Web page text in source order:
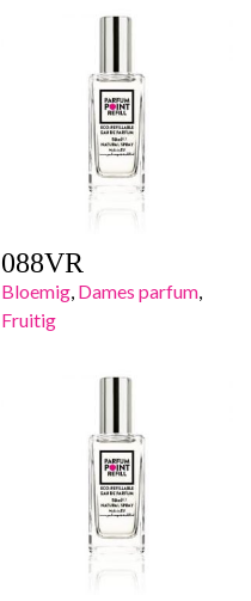
088VR
Bloemig, Dames parfum,
Fruitig